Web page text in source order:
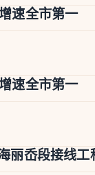
速全市第一
速全市第一
丽岙段接线